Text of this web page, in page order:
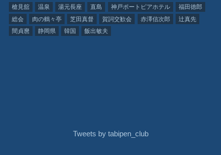
槍見舘
温泉 湯元長座 直島 神戸ポートピアホテル
福田徳郎
総会
肉の鶴々亭 芝田真督 賀詞交歓会 赤澤信次郎
辻真先
間貞麿
静岡県 韓国 飯出敏夫
Tweets by tabipen_club